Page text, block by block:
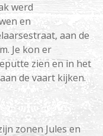
werd
en
aan de
Je kon er
zien en in het
de vaart kijken.
zonen Jules en